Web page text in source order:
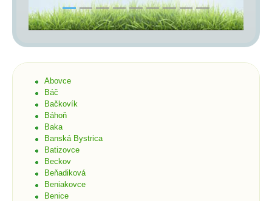
Abovce
Báč
Bačkovík
Báhoň
Baka
Banská Bystrica
Batizovce
Beckov
Beňadiková
Beniakovce
Benice